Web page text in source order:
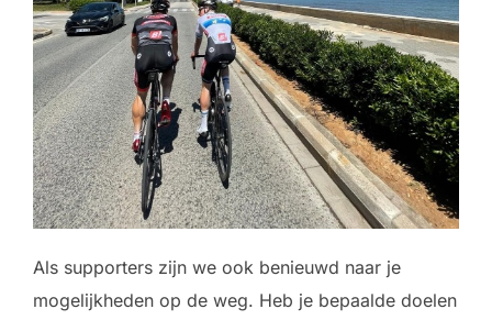
Als supporters zijn we ook benieuwd naar je
mogelijkheden op de weg. Heb je bepaalde doelen